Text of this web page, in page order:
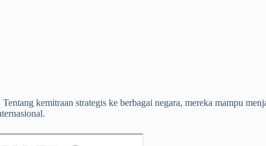
kemitraan strategis ke berbagai negara, mereka mampu